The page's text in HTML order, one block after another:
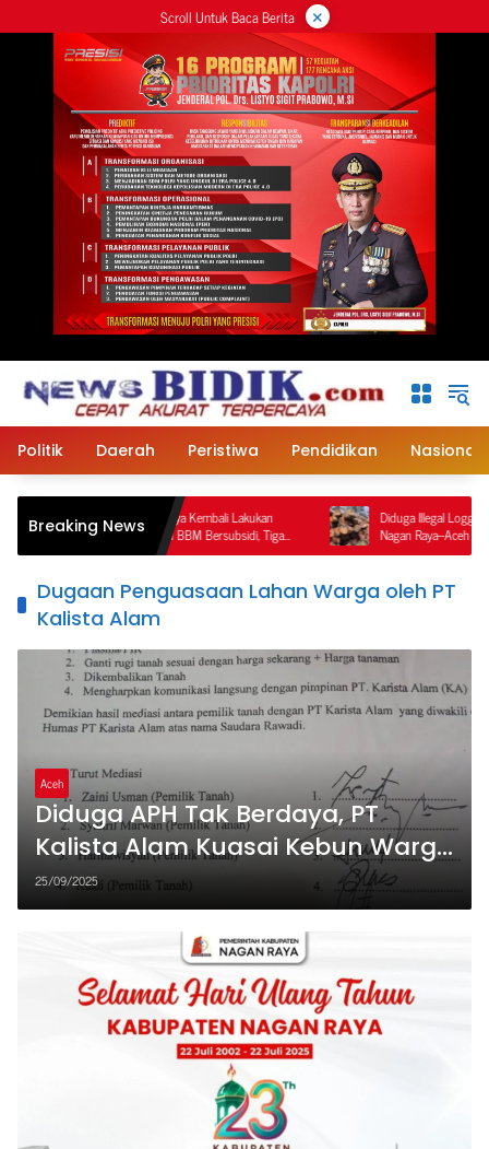
ke
Scroll Untuk Baca Berita ×
Politik Daerah Peristiwa Pendidikan Nasional
Breaking News
Polres Nagan Raya Kembali Lakukan
Penyalahgunaan BBM Bersubsidi, Tiga
Diduga Illegal Logging Terorganisir di
Nagan Raya–Aceh Tengah, Publik
Ketegasan APH dan Satgas PKH
Dugaan Penguasaan Lahan Warga oleh PT
Kalista Alam
Aceh
Diduga APH Tak Berdaya, PT
Kalista Alam Kuasai Kebun Warga
Nagan Raya
25/09/2025